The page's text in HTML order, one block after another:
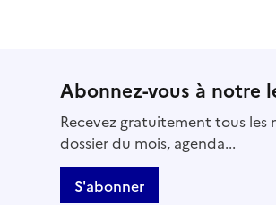
Abonnez-vous à notre
Recevez gratuitement tous
dossier du mois, agenda...
S'abonner